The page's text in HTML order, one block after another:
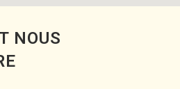
NOUS